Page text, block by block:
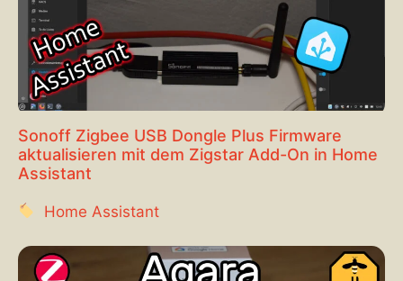
Sonoff Zigbee USB Dongle Plus Firmware
aktualisieren mit dem Zigstar Add-On in Home
Assistant
Home Assistant